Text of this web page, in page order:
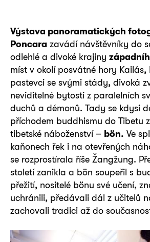
Výstava panoramatických
Poncara zavádí návštěvníky do
odlehlé a divoké krajiny
míst v okolí posvátné hory Kailás,
pastevci se svými stády, divoká
neviditelné bytosti z paralelních
duchů a démonů. Tady se kdysi
příchodem buddhismu do Tibetu
tibetské náboženství – bön. Ve
kaňonech řek i na otevřených
se rozprostírala říše Žangžung.
století zanikla a bön soupeřil s
přežití, nositelé bönu své učení,
uchránili, předávali dál z učitelů
zachovali tradici až do